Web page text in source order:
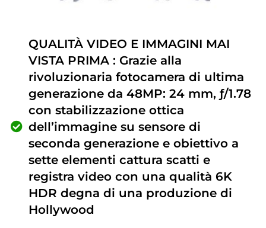
QUALITÀ VIDEO E IMMAGINI MAI
VISTA PRIMA : Grazie alla
rivoluzionaria fotocamera di ultima
generazione da 48MP: 24 mm, ƒ/1.78
con stabilizzazione ottica
dell’immagine su sensore di
seconda generazione e obiettivo a
sette elementi cattura scatti e
registra video con una qualità 6K
HDR degna di una produzione di
Hollywood